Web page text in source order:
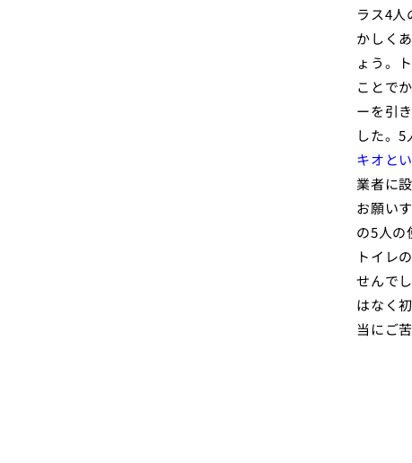
ラス4
かしく
ょう。
ことで
ーを引
した。5
キオと
業者に
お願い
の5人の
トイレ
せんでし
はなく
当にご